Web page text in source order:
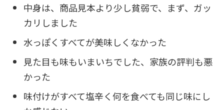
中身は、商品見本より少し貧弱で、まず、ガッ
カリしました
水っぽくすべてが美味しくなかった
見た目も味もいまいちでした、家族の評判も悪
かった
味付けがすべて塩辛く何を食べても同じ味にし